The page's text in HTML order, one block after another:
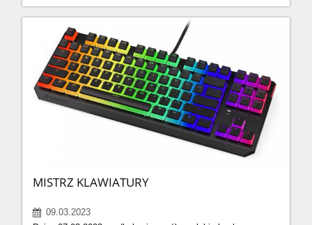
materiały.Każda palemka była inna,a podczas pracy
uczniowie wykazali się kreatywnością i pomysłowością.
Zajęcia sprawły wszystkim wiele radości.
MUZEUM
OKRĘGOWYM
KONINIE:
MISTRZ KLAWIATURY
09.03.2023